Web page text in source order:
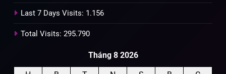
Last 7 Days Visits: 1.156
Total Visits: 295.790
Tháng 8 2026